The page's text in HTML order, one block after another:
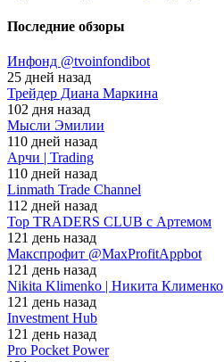
Последние обзоры
Инфонд @tvoinfondibot
25 дней назад
Трейдер Диана Маркина
102 дня назад
Мысли Эмилии
110 дней назад
Арчи | Trading
110 дней назад
Linmath Trade Channel
112 дней назад
Top TRADERS CLUB с Артемом
121 день назад
Макспрофит @MaxProfitAppbot
121 день назад
Nikita Klimenko | Никита Клименко
121 день назад
Investment Hub
121 день назад
Pro Pocket Power